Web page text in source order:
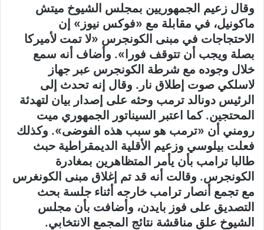
وقال زعيم الجمهوريين بمجلس الشيوخ ميتش
ماكونيل، في مقابلة مع «فوكس نيوز» إن
الاحتجاجات في مبنى الكونجرس «لا تمت لأميركا
بصلة ويجب أن تتوقف فورا». وأضاف أنه سمع
خلال وجوده مع شرطة الكونجرس عبر جهاز
لاسلكي صوت إطلاق نار. وقال إنه تحدث إلى
الرئيس دونالد ترمب وحثه على إصدار بيان لتهدئة
المحتجين. كما اعتبر السيناتور الجمهوري ميت
رومني أن «ترمب هو سبب هذه الفوضى». وكذلك
فعلت بيلوسي وزعيم الأقلية الديمقراطية حبث
طالبا ترامب بأن يأمر المتظاهرين بمغادرة
الكونجرس. وقالت أنه قد تم إغلاق مبنى الكونغرس
مع تجمع أنصار ترامب خارجه أثناء جلسة بحث
التصديق على فوز بايدن، وأضافت بأن مجلس
الشيوخ علق مناقشة نتائج المجمع الانتخابي.